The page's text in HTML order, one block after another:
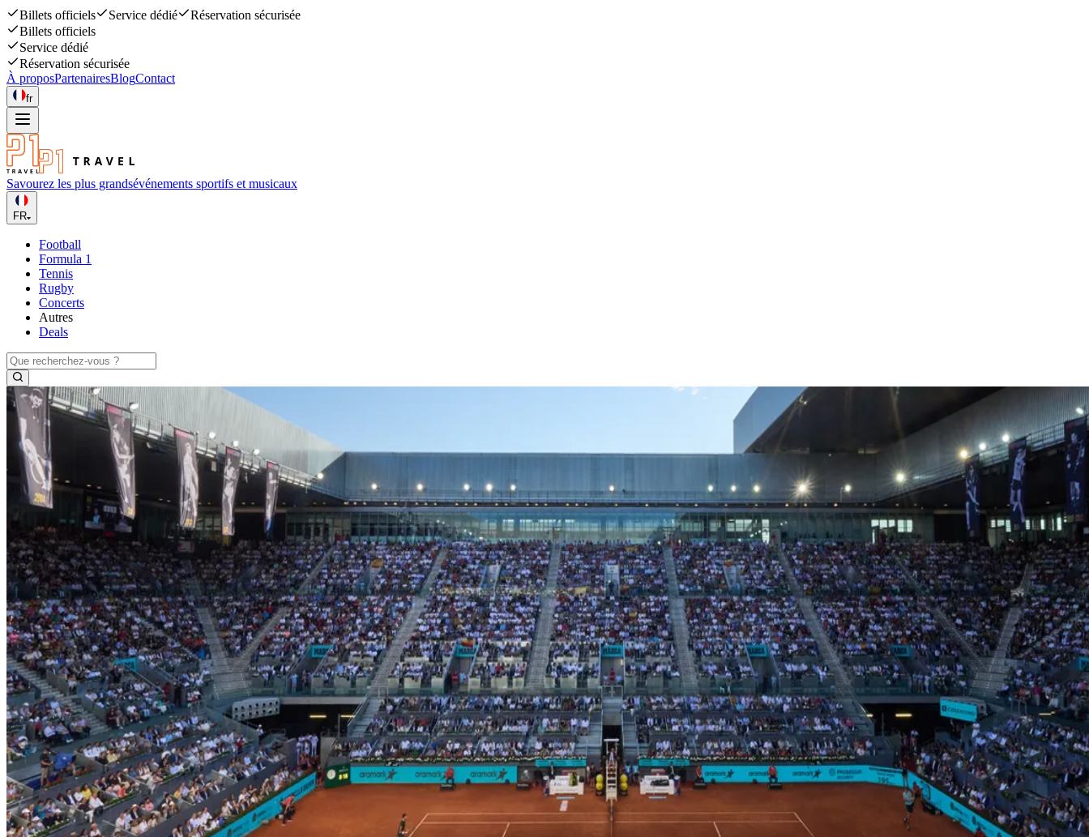
Billets officiels Service dédié
Réservation sécurisée
Billets officiels
Service dédié
Réservation sécurisée
À proposPartenairesBlogContact
fr
Savourez les plus grandsévénements sportifs et musicaux
FR
Football
Formula 1
Tennis
Rugby
Concerts
Autres
Deals